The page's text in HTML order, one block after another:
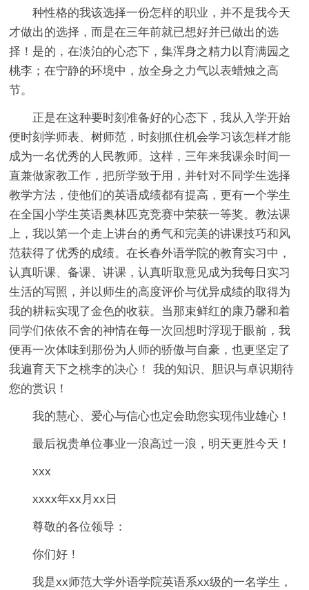
种性格的我该选择一份怎样的职业，并不是我今天
才做出的选择，而是在三年前就已想好并已做出的选
择！是的，在淡泊的心态下，集浑身之精力以育满园之
桃李；在宁静的环境中，放全身之力气以表蜡烛之高
节。
正是在这种要时刻准备好的心态下，我从入学开始
便时刻学师表、树师范，时刻抓住机会学习该怎样才能
成为一名优秀的人民教师。这样，三年来我课余时间一
直兼做家教工作，把所学致于用，并针对不同学生选择
教学方法，使他们的英语成绩都有提高，更有一个学生
在全国小学生英语奥林匹克竞赛中荣获一等奖。教法课
上，我以第一个走上讲台的勇气和完美的讲课技巧和风
范获得了优秀的成绩。在长春外语学院的教育实习中，
认真听课、备课、讲课，认真听取意见成为我每日实习
生活的写照，并以师生的高度评价与优异成绩的取得为
我的耕耘实现了金色的收获。当那束鲜红的康乃馨和着
同学们依依不舍的神情在每一次回想时浮现于眼前，我
便再一次体味到那份为人师的骄傲与自豪，也更坚定了
我遍育天下之桃李的决心！ 我的知识、胆识与卓识期待
您的赏识！
我的慧心、爱心与信心也定会助您实现伟业雄心！
最后祝贵单位事业一浪高过一浪，明天更胜今天！
xxx
xxxx年xx月xx日
尊敬的各位领导：
你们好！
我是xx师范大学外语学院英语系xx级的一名学生，